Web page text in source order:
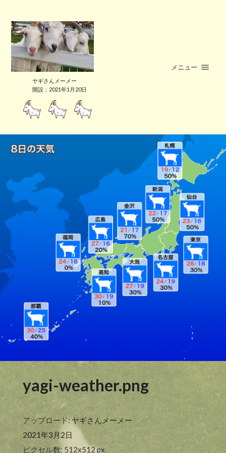
ヤギさんメーメー
開設：2021年1月20日
メニュー
yagi-weather.png
アップロード:ヤギさんメーメー
2021年3月2日
ピクセル数: 512x512 px